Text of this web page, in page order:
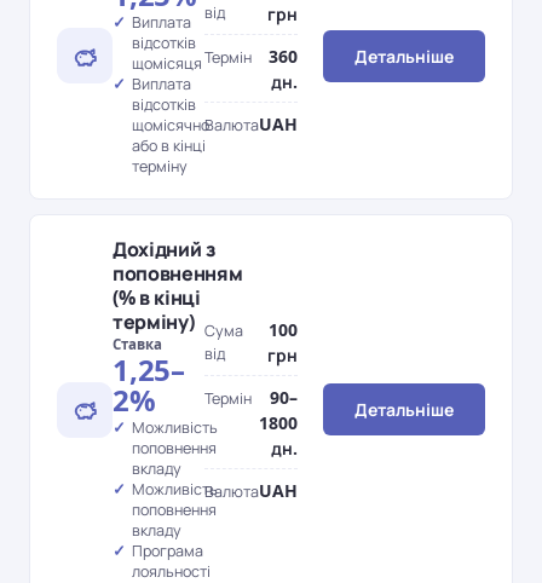
Виплата
відсотків
щомісяця
Виплата
відсотків
щомісячно
або в кінці
терміну
від
грн
Термін
360
дн.
ВалютаUAH
Детальніше
Дохідний з
поповненням
(% в кінці
терміну)
Ставка
1,25–
2%
Можливість
поповнення
вкладу
Можливість
поповнення
вкладу
Програма
лояльності
Сума
від
100
грн
Термін
90–
1800
дн.
ВалютаUAH
Детальніше